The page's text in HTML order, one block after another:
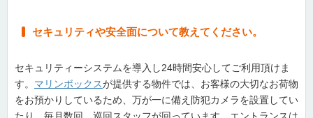
セキュリティや安全面について教えてください。
セキュリティーシステムを導入し24時間安心してご利用頂けま
す。 マリンボックスが提供する物件では、お客様の大切なお荷物
をお預かりしているため、万が一に備え防犯カメラを設置してい